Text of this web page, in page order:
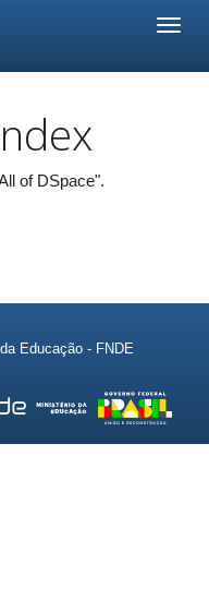
of DSpace".
Educação - FNDE